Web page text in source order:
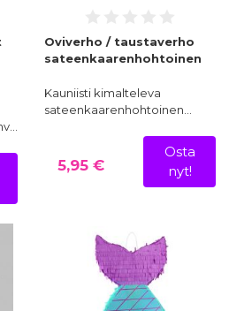
Oviverho / taustaverho
sateenkaarenhohtoinen
Kauniisti kimalteleva
sateenkaarenhohtoinen…
5,95 €
Osta
nyt!